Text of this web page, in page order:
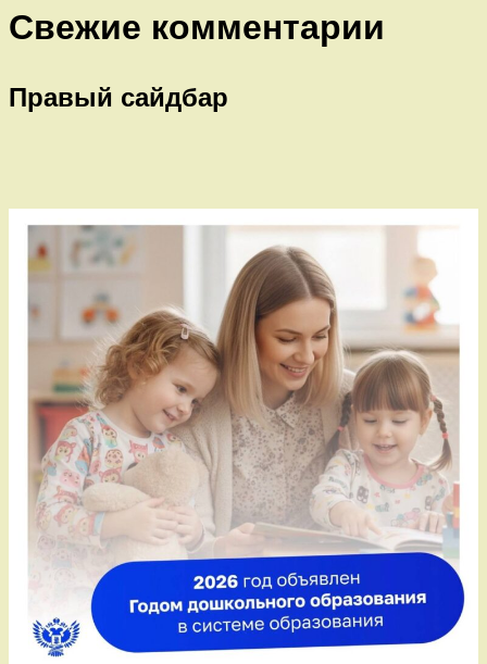
Свежие комментарии
Правый сайдбар